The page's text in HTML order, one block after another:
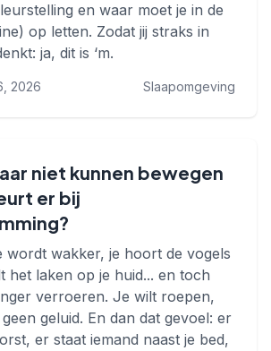
en waar moet je in de
op letten. Zodat jij straks in
ja, dit is ‘m.
2026 Slaapomgeving
niet kunnen bewegen
er bij
wordt wakker, je hoort de vogels
het laken op je huid... en toch
verroeren. Je wilt roepen,
geluid. En dan dat gevoel: er
er staat iemand naast je bed,